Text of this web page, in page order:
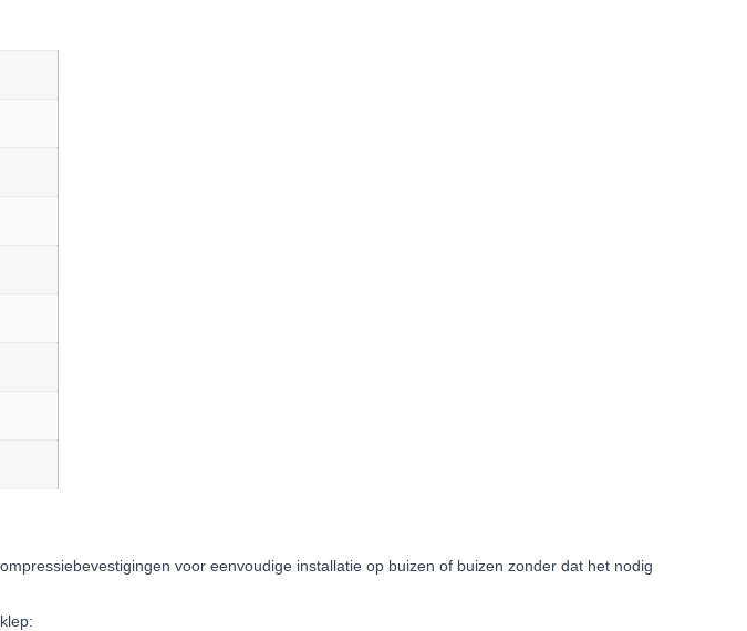
voor eenvoudige installatie op buizen of buizen zonder dat het nodig